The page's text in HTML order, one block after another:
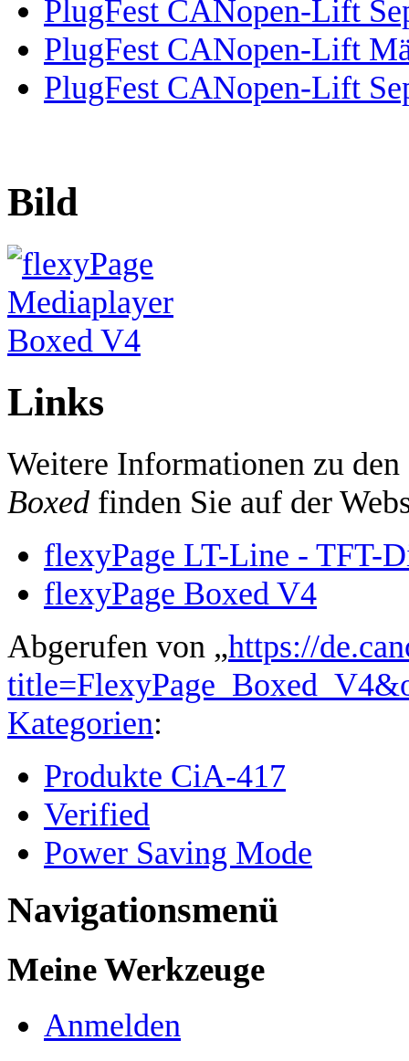
PlugFest CANopen-Lift
PlugFest CANopen-Lift
PlugFest CANopen-Lift
Bild
Links
Weitere Informationen zu
Boxed finden Sie auf der
flexyPage LT-Line - TFT-
flexyPage Boxed V4
Abgerufen von „https://
Kategorien:
Produkte CiA-417
Verified
Power Saving Mode
Navigationsmenü
Meine Werkzeuge
Anmelden